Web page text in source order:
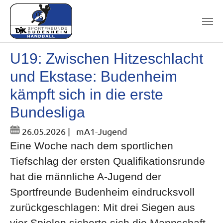
U19: Zwischen Hitzeschlacht
und Ekstase: Budenheim
kämpft sich in die erste
Bundesliga
26.05.2026 | mA1-Jugend
Eine Woche nach dem sportlichen
Tiefschlag der ersten Qualifikationsrunde
hat die männliche A-Jugend der
Sportfreunde Budenheim eindrucksvoll
zurückgeschlagen: Mit drei Siegen aus